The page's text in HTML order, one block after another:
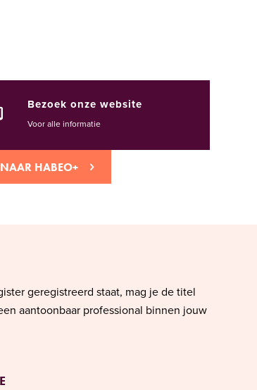
Bezoek onze website
Voor alle informatie
HABEO+
geregistreerd staat, mag je de titel
aantoonbaar professional binnen jouw